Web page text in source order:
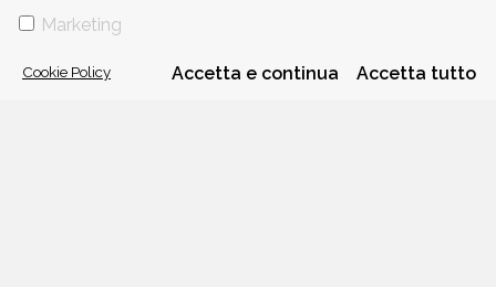
Marketing
Cookie Policy Accetta e continua Accetta tutto
VIA GHERARDINI 10 - 20145 MILANO